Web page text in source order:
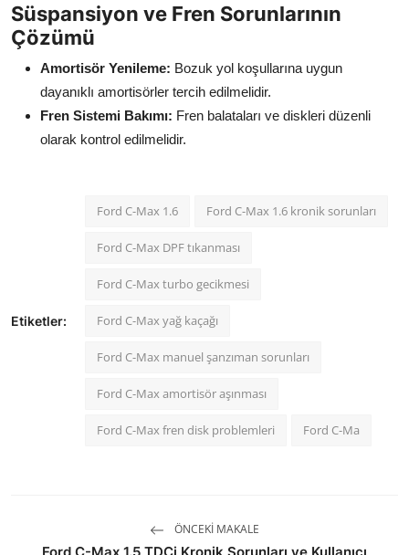
Süspansiyon ve Fren Sorunlarının
Çözümü
Amortisör Yenileme: Bozuk yol koşullarına uygun
dayanıklı amortisörler tercih edilmelidir.
Fren Sistemi Bakımı: Fren balataları ve diskleri düzenli
olarak kontrol edilmelidir.
Etiketler:
Ford C-Max 1.6 Ford C-Max 1.6 kronik sorunları
Ford C-Max DPF tıkanması
Ford C-Max turbo gecikmesi
Ford C-Max yağ kaçağı
Ford C-Max manuel şanzıman sorunları
Ford C-Max amortisör aşınması
Ford C-Max fren disk problemleri Ford C-Ma
ÖNCEKI MAKALE